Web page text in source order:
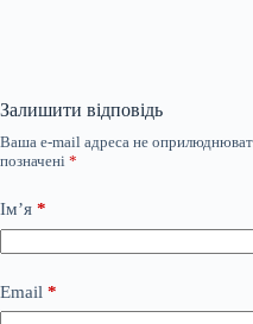
Залишити відповідь
Ваша e-mail адреса не
позначені *
Ім’я *
Email *